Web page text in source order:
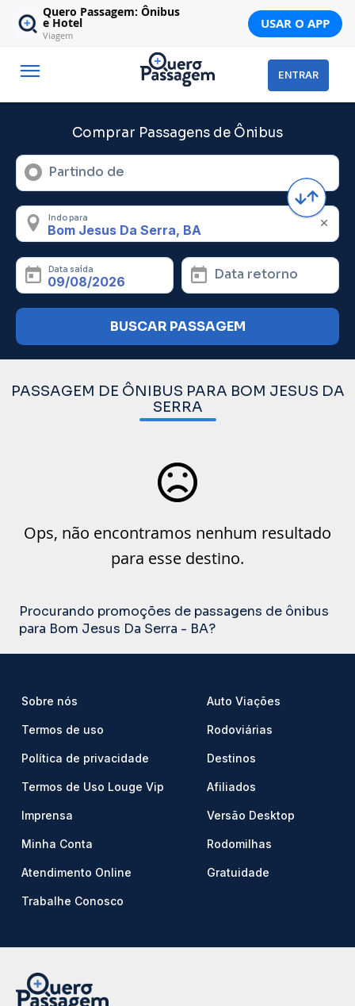
Quero Passagem: Ônibus
e Hotel
Viagem
USAR O APP
ENTRAR
Comprar Passagens de Ônibus
Partindo de
Indo para
Data saída Data retorno
BUSCAR PASSAGEM
PASSAGEM DE ÔNIBUS PARA BOM JESUS DA
SERRA
Ops, não encontramos nenhum resultado
para esse destino.
Procurando promoções de passagens de ônibus
para Bom Jesus Da Serra - BA?
Sobre nós
Termos de uso
Política de privacidade
Termos de Uso Louge Vip
Imprensa
Minha Conta
Atendimento Online
Trabalhe Conosco
Auto Viações
Rodoviárias
Destinos
Afiliados
Versão Desktop
Rodomilhas
Gratuidade